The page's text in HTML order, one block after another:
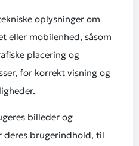
oplysninger om
eller mobilenhed, såsom
placering og
for korrekt visning og
billeder og
deres brugerindhold, til